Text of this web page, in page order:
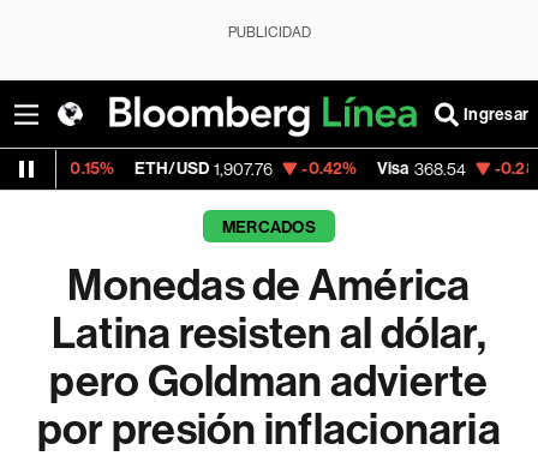
PUBLICIDAD
Ingresar
ETH/USD 1,907.76 -0.42% Visa 368.54 -0.28%
MERCADOS
Monedas de América
Latina resisten al dólar,
pero Goldman advierte
por presión inflacionaria